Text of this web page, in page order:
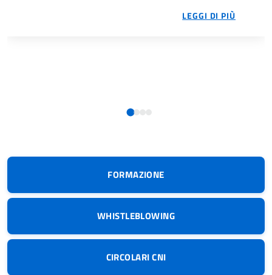
LEGGI DI PIÙ
FORMAZIONE
WHISTLEBLOWING
CIRCOLARI CNI